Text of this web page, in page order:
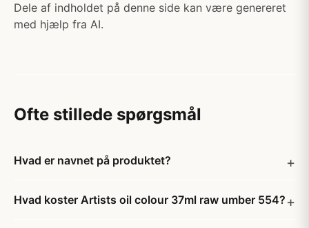
Dele af indholdet på denne side kan være genereret
med hjælp fra AI.
Ofte stillede spørgsmål
Hvad er navnet på produktet?
Hvad koster Artists oil colour 37ml raw umber 554?